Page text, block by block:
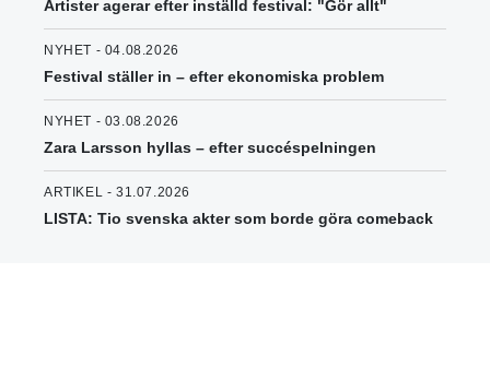
Artister agerar efter inställd festival: "Gör allt"
NYHET - 04.08.2026
Festival ställer in – efter ekonomiska problem
NYHET - 03.08.2026
Zara Larsson hyllas – efter succéspelningen
ARTIKEL - 31.07.2026
LISTA: Tio svenska akter som borde göra comeback